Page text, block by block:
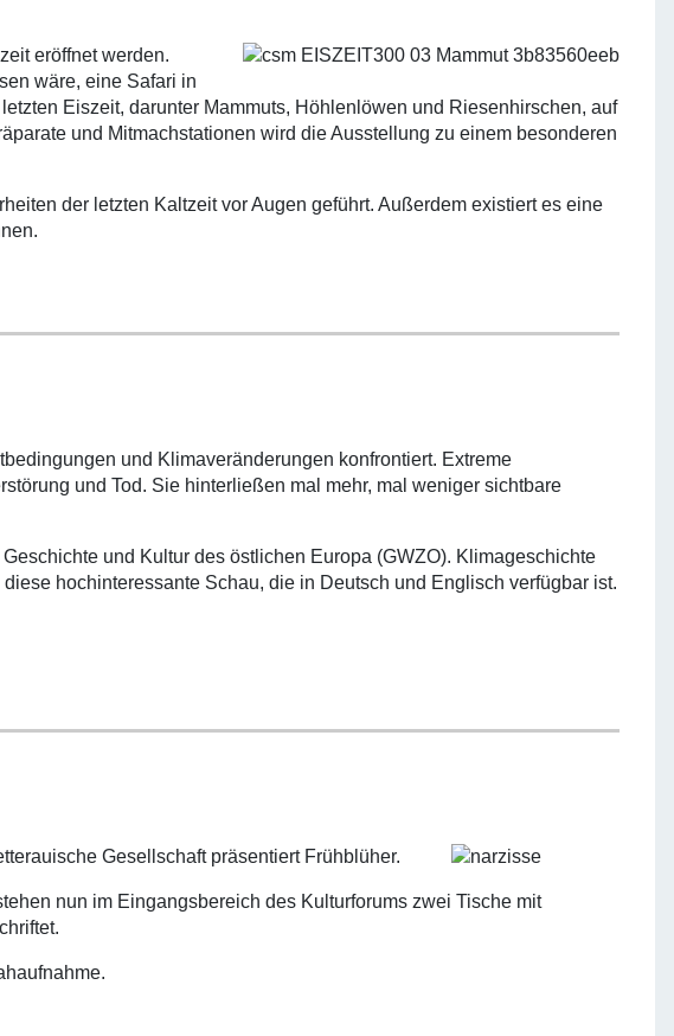
eröffnet werden.
wäre, eine Safari in
Eiszeit, darunter Mammuts, Höhlenlöwen und Riesenhirschen, auf
und Mitmachstationen wird die Ausstellung zu einem besonderen
der letzten Kaltzeit vor Augen geführt. Außerdem existiert es eine
und Klimaveränderungen konfrontiert. Extreme
und Tod. Sie hinterließen mal mehr, mal weniger sichtbare
Geschichte und Kultur des östlichen Europa (GWZO). Klimageschichte
hochinteressante Schau, die in Deutsch und Englisch verfügbar ist.
Gesellschaft präsentiert Frühblüher.
nun im Eingangsbereich des Kulturforums zwei Tische mit